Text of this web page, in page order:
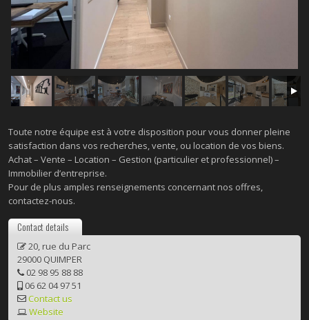
Toute notre équipe est à votre disposition pour vous donner pleine
satisfaction dans vos recherches, vente, ou location de vos biens.
Achat – Vente – Location – Gestion (particulier et professionnel) –
Immobilier d’entreprise.
Pour de plus amples renseignements concernant nos offres,
contactez-nous.
Contact details
20, rue du Parc
29000 QUIMPER
02 98 95 88 88
06 62 04 97 51
Contact us
Website